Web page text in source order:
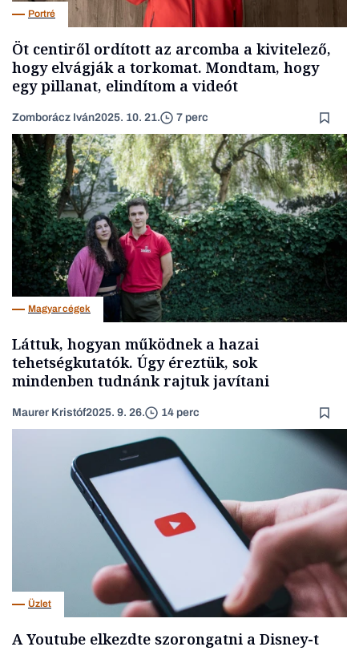
Portré
Öt centiről ordított az arcomba a kivitelező,
hogy elvágják a torkomat. Mondtam, hogy
egy pillanat, elindítom a videót
Zomborácz Iván2025. 10. 21. 7 perc
Magyar cégek
Láttuk, hogyan működnek a hazai
tehetségkutatók. Úgy éreztük, sok
mindenben tudnánk rajtuk javítani
Maurer Kristóf2025. 9. 26. 14 perc
Üzlet
A Youtube elkezdte szorongatni a Disney-t